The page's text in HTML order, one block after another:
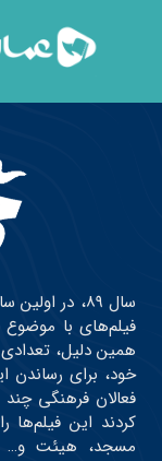
سال ۸۹، در
فیلم‌های با موضوع
همین دلیل،
خود، برای رساندن
فعالان فرهنگی
کردند این فیلم‌ها
مسجد، هیئت و…